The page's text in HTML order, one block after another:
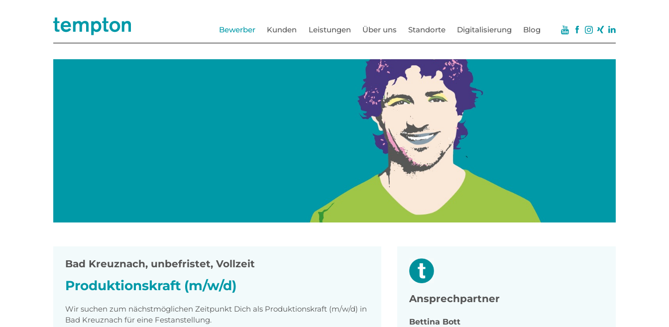
Bewerber Kunden Leistungen Über uns Standorte Digitalisierung Blog
Bad Kreuznach, unbefristet, Vollzeit
Produktionskraft (m/w/d)
Wir suchen zum nächstmöglichen Zeitpunkt Dich als Produktionskraft (m/w/d) in
Bad Kreuznach für eine Festanstellung.
Ansprechpartner
Bettina Bott